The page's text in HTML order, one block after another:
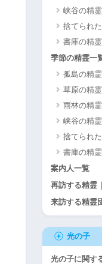
峡谷の精霊
捨てられ
書庫の精霊
季節の精霊一
孤島の精霊
草原の精霊
雨林の精霊
峡谷の精霊
捨てられ
書庫の精霊
案内人一覧
再訪する精霊
来訪する精霊
光の子
光の子に関す